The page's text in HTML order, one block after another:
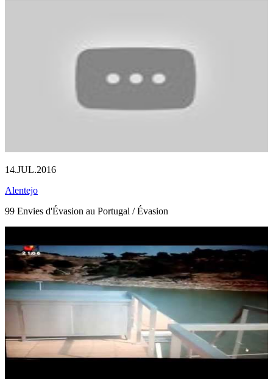
14.JUL.2016
Alentejo
99 Envies d'Évasion au Portugal / Évasion